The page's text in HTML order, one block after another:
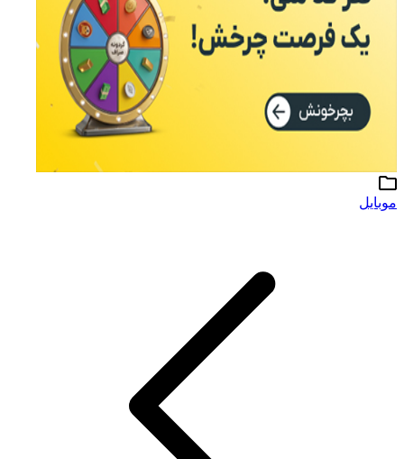
موبایل